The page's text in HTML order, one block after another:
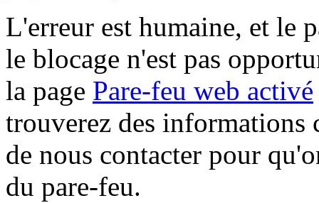
L'erreur est humaine, et le
le blocage n'est pas
la page Pare-feu web activé
trouverez des informations
de nous contacter pour
du pare-feu.